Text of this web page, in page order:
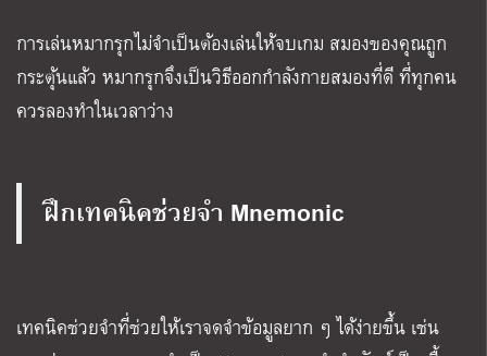
การเล่นหมากรุกไม่จำเป็นต้องเล่นให้จบเกม สมองของคุณถูก
กระตุ้นแล้ว หมากรุกจึงเป็นวิธีออกกำลังกายสมองที่ดี ที่ทุกคน
ควรลองทำในเวลาว่าง
ฝึกเทคนิคช่วยจำ Mnemonic
เทคนิคช่วยจำที่ช่วยให้เราจดจำข้อมูลยาก ๆ ได้ง่ายขึ้น เช่น